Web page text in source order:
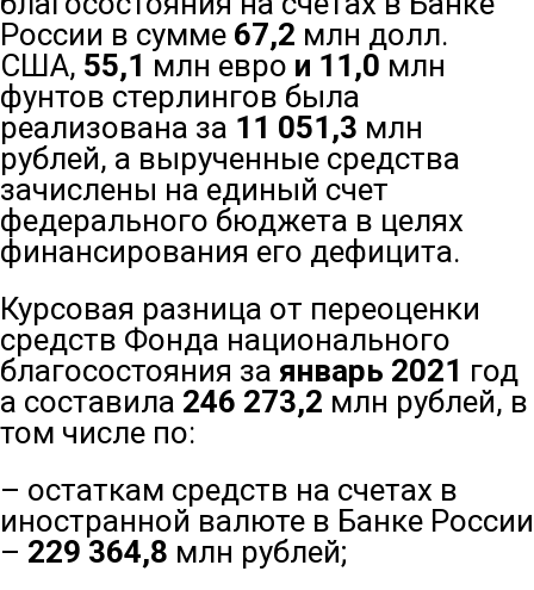
России в сумме 67,2 млн долл.
США, 55,1 млн евро и 11,0 млн
фунтов стерлингов была
реализована за 11 051,3 млн
рублей, а вырученные средства
зачислены на единый счет
федерального бюджета в целях
финансирования его дефицита.
Курсовая разница от переоценки
средств Фонда национального
благосостояния за январь 2021 год
а составила 246 273,2 млн рублей, в
том числе по:
– остаткам средств на счетах в
иностранной валюте в Банке России
– 229 364,8 млн рублей;